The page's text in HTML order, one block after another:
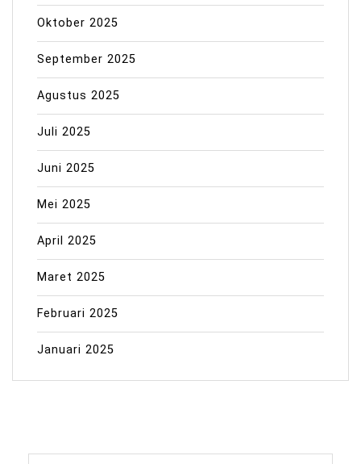
Oktober 2025
September 2025
Agustus 2025
Juli 2025
Juni 2025
Mei 2025
April 2025
Maret 2025
Februari 2025
Januari 2025